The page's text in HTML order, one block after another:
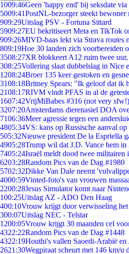
1009:46Geen 'happy end' bij seksdate
5009:41PostNL-bezorger steekt bewoner
909:29Uitslag PSV - Fortuna Sittard
5909:27EU bekritiseert Meta en TikTok
909:26MIVD-baas lekt via Strava routes
809:19Hoe 30 landen zich voorbereiden
3508:27XR blokkeert A12 ruim twee
308:25Vollering slaat dubbelslag in Nice
1208:24Broer 135 keer gestoken en
3108:18Britney Spears: "Ik geloof dat ik
2108:17RIVM vindt PFAS in al de
1607:42VrijMiBabes #316 (not very sfw!)
3207:20Amsterdams dierenasiel DOA
7106:36Meer agressie tegen een
4805:34VS: kans op Russische aanval
505:32Nieuwe president De la Espriella
4905:28Trump wil dat J.D. Vance hem
7405:24Israël meldt dood twee
6203:28Random Pics van de Dag #1980
5702:32Dikke Van Dale neemt
4000:59Vinted-foto's van vrouwen
2200:28Jesus Simulator komt naar
100:25Uitslag AZ - ADO Den Haag
400:10Vrouw krijgt door verwisseling
300:07Uitslag NEC - Telstar
1200:05Vrouw krijgt 30 maanden cel
4322:22Random Pics van de Dag #1448
4322:19Houthi's vallen Saoedi-Arabië en
2621:30Wegpiraat scheurt met 146 km/u